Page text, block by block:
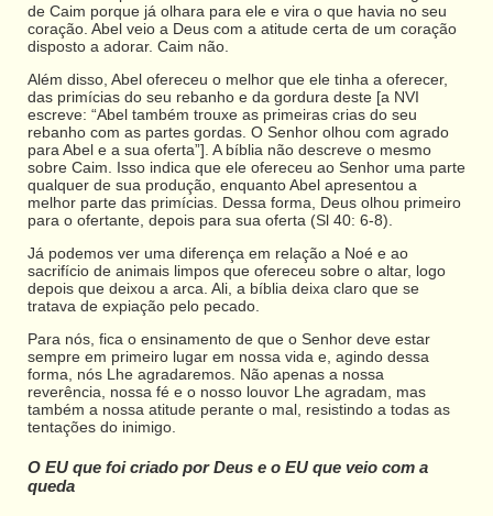
de Caim porque já olhara para ele e vira o que havia no seu
coração. Abel veio a Deus com a atitude certa de um coração
disposto a adorar. Caim não.
Além disso, Abel ofereceu o melhor que ele tinha a oferecer,
das primícias do seu rebanho e da gordura deste [a NVI
escreve: “Abel também trouxe as primeiras crias do seu
rebanho com as partes gordas. O Senhor olhou com agrado
para Abel e a sua oferta”]. A bíblia não descreve o mesmo
sobre Caim. Isso indica que ele ofereceu ao Senhor uma parte
qualquer de sua produção, enquanto Abel apresentou a
melhor parte das primícias. Dessa forma, Deus olhou primeiro
para o ofertante, depois para sua oferta (Sl 40: 6-8).
Já podemos ver uma diferença em relação a Noé e ao
sacrifício de animais limpos que ofereceu sobre o altar, logo
depois que deixou a arca. Ali, a bíblia deixa claro que se
tratava de expiação pelo pecado.
Para nós, fica o ensinamento de que o Senhor deve estar
sempre em primeiro lugar em nossa vida e, agindo dessa
forma, nós Lhe agradaremos. Não apenas a nossa
reverência, nossa fé e o nosso louvor Lhe agradam, mas
também a nossa atitude perante o mal, resistindo a todas as
tentações do inimigo.
O EU que foi criado por Deus e o EU que veio com a
queda